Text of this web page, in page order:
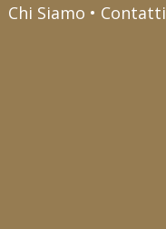
Chi Siamo • Contatti